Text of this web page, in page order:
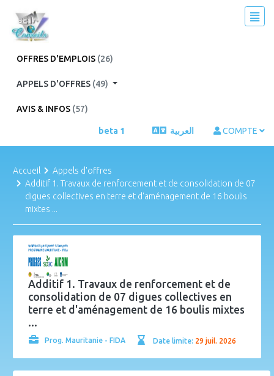
OFFRES D'EMPLOIS (26)
APPELS D'OFFRES (49)
AVIS & INFOS (57)
beta 1 العربية COMPTE
Accueil
Appels d'offres
Additif 1. Travaux de renforcement et de consolidation de 07
digues collectives en terre et d'aménagement de 16 boulis
mixtes ...
Additif 1. Travaux de renforcement et de
consolidation de 07 digues collectives en
terre et d'aménagement de 16 boulis mixtes
...
Prog. Mauritanie - FIDA Date limite: 29 juil. 2026